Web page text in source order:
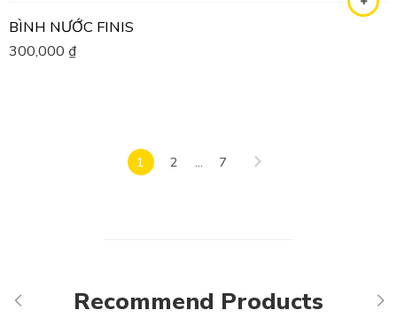
BÌNH NƯỚC FINIS
300,000 ₫
1 2 ... 7
Recommend Products